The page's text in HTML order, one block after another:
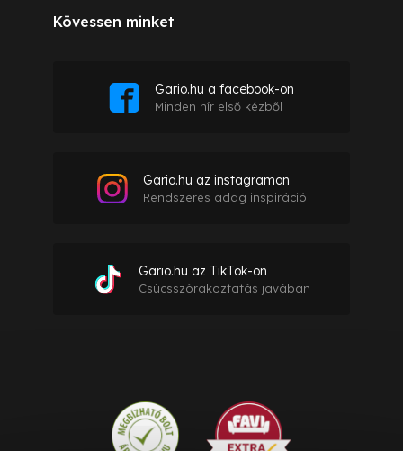
Kövessen minket
Gario.hu a facebook-on
Minden hír első kézből
Gario.hu az instagramon
Rendszeres adag inspiráció
Gario.hu az TikTok-on
Csúcsszórakoztatás javában